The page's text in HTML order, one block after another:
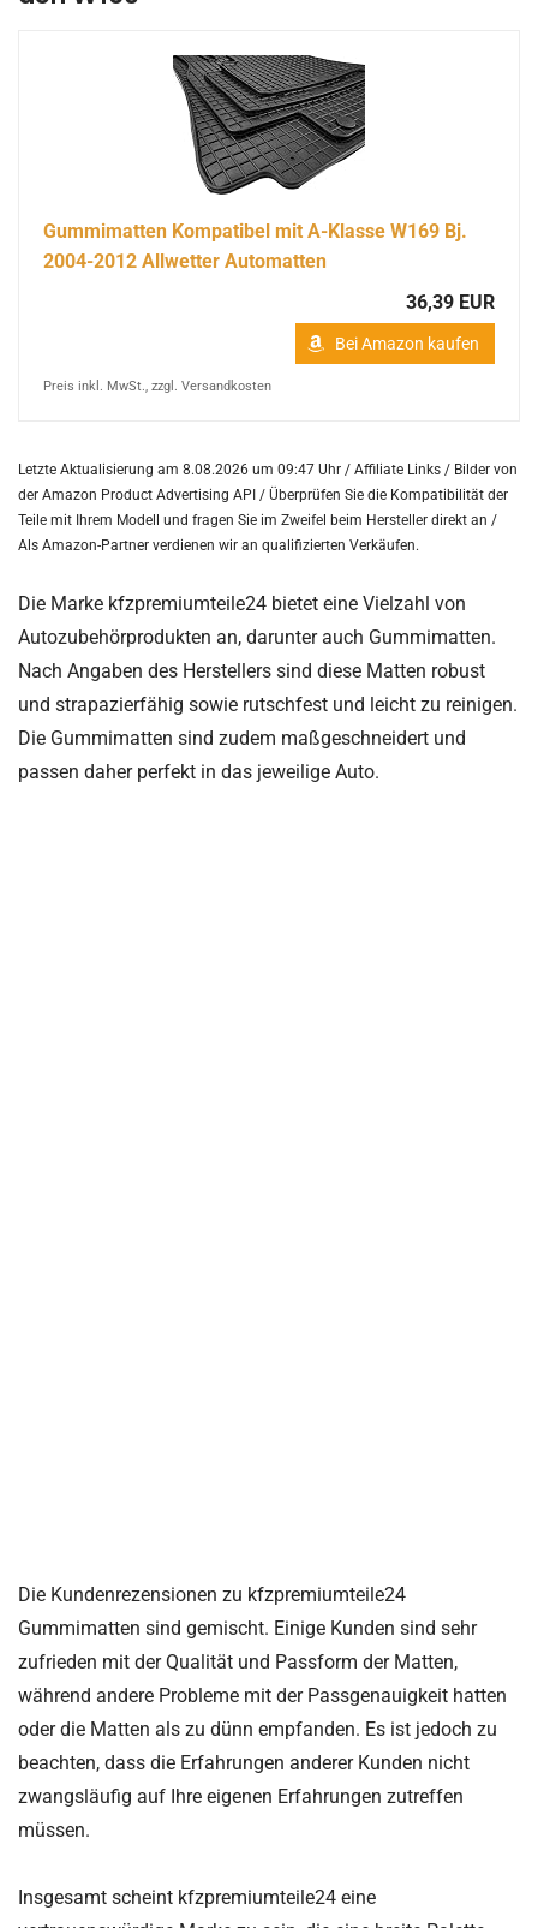
Gummimatten Kompatibel mit A-Klasse W169 Bj.
2004-2012 Allwetter Automatten
36,39 EUR
Bei Amazon kaufen
Preis inkl. MwSt., zzgl. Versandkosten
Letzte Aktualisierung am 8.08.2026 um 09:47 Uhr / Affiliate Links / Bilder von
der Amazon Product Advertising API / Überprüfen Sie die Kompatibilität der
Teile mit Ihrem Modell und fragen Sie im Zweifel beim Hersteller direkt an /
Als Amazon-Partner verdienen wir an qualifizierten Verkäufen.
Die Marke kfzpremiumteile24 bietet eine Vielzahl von
Autozubehörprodukten an, darunter auch Gummimatten.
Nach Angaben des Herstellers sind diese Matten robust
und strapazierfähig sowie rutschfest und leicht zu reinigen.
Die Gummimatten sind zudem maßgeschneidert und
passen daher perfekt in das jeweilige Auto.
Die Kundenrezensionen zu kfzpremiumteile24
Gummimatten sind gemischt. Einige Kunden sind sehr
zufrieden mit der Qualität und Passform der Matten,
während andere Probleme mit der Passgenauigkeit hatten
oder die Matten als zu dünn empfanden. Es ist jedoch zu
beachten, dass die Erfahrungen anderer Kunden nicht
zwangsläufig auf Ihre eigenen Erfahrungen zutreffen
müssen.
Insgesamt scheint kfzpremiumteile24 eine